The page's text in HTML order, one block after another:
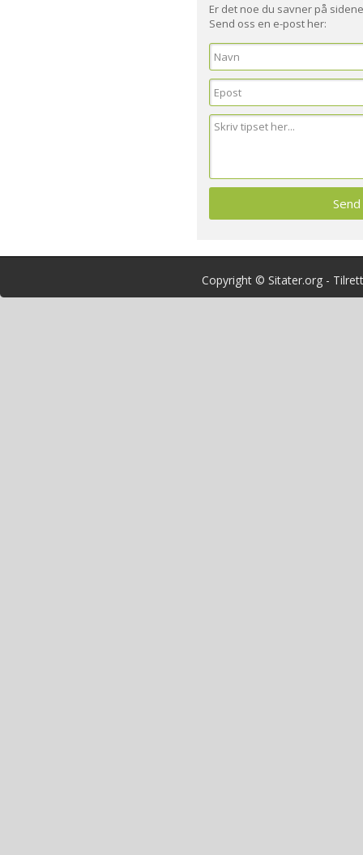
Er det noe du savner på
Send oss en e-post her:
Copyright © Sitater.org -